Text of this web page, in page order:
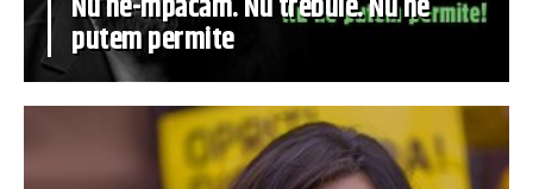
putem permite